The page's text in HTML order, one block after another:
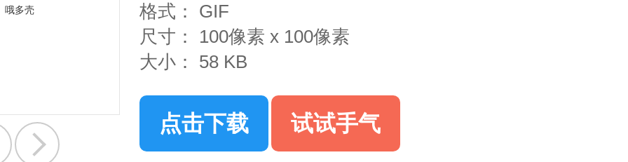
格式：
GIF
尺寸：
100像素 x 100像素
大小：
58 KB
点击下载 试试手气